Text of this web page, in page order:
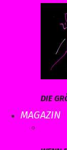
DIE
MAGAZIN